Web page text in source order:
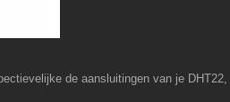
de aansluitingen van je DHT22,